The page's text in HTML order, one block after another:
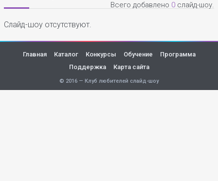
Всего добавлено 0 слайд-шоу.
Слайд-шоу отсутствуют.
Главная Каталог Конкурсы Обучение
Программа
Поддержка
Карта сайта
© 2016 — Клуб любителей слайд-шоу